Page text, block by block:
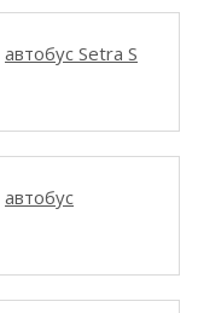
автобус Setra S
автобус